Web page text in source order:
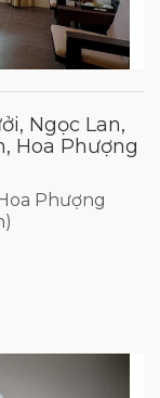
Ngọc Lan,
Hoa Phượng
Phượng